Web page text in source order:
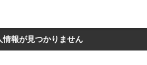
情報が見つかりません